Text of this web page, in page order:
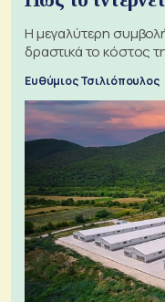
Η μεγαλύτερη
δραστικά το κόστος
Ευθύμιος Τσιλιόπουλος